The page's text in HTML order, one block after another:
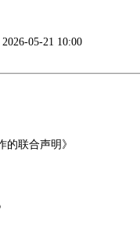
2026-05-21 10:00
联合声明》